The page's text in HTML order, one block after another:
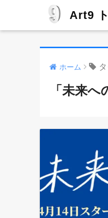
Art9
ホーム
「未来